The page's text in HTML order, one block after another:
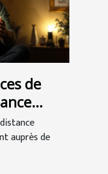
de
auprès de